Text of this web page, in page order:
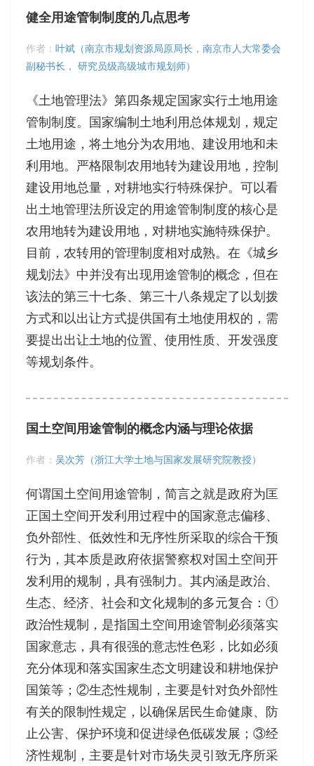
健全用途管制制度的几点思考
作者： 叶斌（南京市规划资源局原局长，南京市人大常委会
副秘书长， 研究员级高级城市规划师）
《土地管理法》第四条规定国家实行土地用途
管制制度。国家编制土地利用总体规划，规定
土地用途，将土地分为农用地、建设用地和未
利用地。严格限制农用地转为建设用地，控制
建设用地总量，对耕地实行特殊保护。可以看
出土地管理法所设定的用途管制制度的核心是
农用地转为建设用地，对耕地实施特殊保护。
目前，农转用的管理制度相对成熟。在《城乡
规划法》中并没有出现用途管制的概念，但在
该法的第三十七条、第三十八条规定了以划拨
方式和以出让方式提供国有土地使用权的，需
要提出出让土地的位置、使用性质、开发强度
等规划条件。
国土空间用途管制的概念内涵与理论依据
作者： 吴次芳（浙江大学土地与国家发展研究院教授）
何谓国土空间用途管制，简言之就是政府为匡
正国土空间开发利用过程中的国家意志偏移、
负外部性、低效性和无序性所采取的综合干预
行为，其本质是政府依据警察权对国土空间开
发利用的规制，具有强制力。其内涵是政治、
生态、经济、社会和文化规制的多元复合：①
政治性规制，是指国土空间用途管制必须落实
国家意志，具有很强的意志性色彩，比如必须
充分体现和落实国家生态文明建设和耕地保护
国策等；②生态性规制，主要是针对负外部性
有关的限制性规定，以确保居民生命健康、防
止公害、保护环境和促进绿色低碳发展；③经
济性规制，主要是针对市场失灵引致无序所采